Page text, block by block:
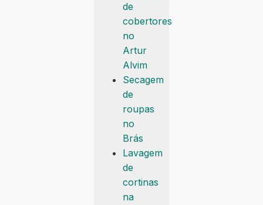
de
cobertores
no
Artur
Alvim
Secagem
de
roupas
no
Brás
Lavagem
de
cortinas
na